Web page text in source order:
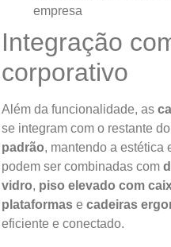
empresa
Integração
corporativo
Além da funcionalidade, as
se integram com o restante do
padrão, mantendo a estética
podem ser combinadas com
vidro, piso elevado com
plataformas e cadeiras
eficiente e conectado.